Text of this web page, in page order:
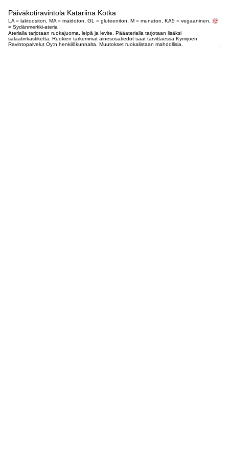
Päiväkotiravintola Katariina Kotka
LA = laktoositon, MA = maidoton, GL = gluteeniton, M = munaton, KA5 = vegaaninen,
= Sydänmerkki-ateria
Aterialla tarjotaan ruokajuoma, leipä ja levite. Pääaterialla tarjotaan lisäksi
salaatinkastiketta. Ruokien tarkemmat ainesosatiedot saat tarvittaessa Kymijoen
Ravintopalvelut Oy:n henkilökunnalta. Muutokset ruokalistaan mahdollisia.